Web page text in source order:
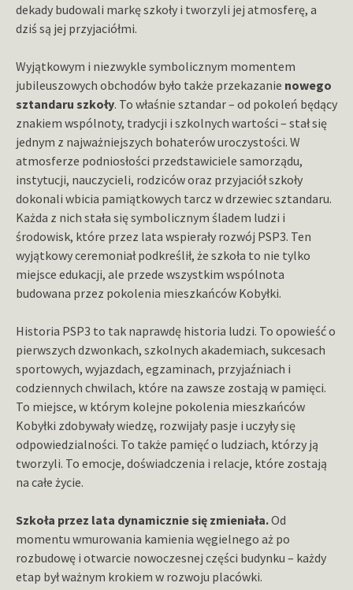
dekady budowali markę szkoły i tworzyli jej atmosferę, a
dziś są jej przyjaciółmi.
Wyjątkowym i niezwykle symbolicznym momentem
jubileuszowych obchodów było także przekazanie nowego
sztandaru szkoły. To właśnie sztandar – od pokoleń będący
znakiem wspólnoty, tradycji i szkolnych wartości – stał się
jednym z najważniejszych bohaterów uroczystości. W
atmosferze podniosłości przedstawiciele samorządu,
instytucji, nauczycieli, rodziców oraz przyjaciół szkoły
dokonali wbicia pamiątkowych tarcz w drzewiec sztandaru.
Każda z nich stała się symbolicznym śladem ludzi i
środowisk, które przez lata wspierały rozwój PSP3. Ten
wyjątkowy ceremoniał podkreślił, że szkoła to nie tylko
miejsce edukacji, ale przede wszystkim wspólnota
budowana przez pokolenia mieszkańców Kobyłki.
Historia PSP3 to tak naprawdę historia ludzi. To opowieść o
pierwszych dzwonkach, szkolnych akademiach, sukcesach
sportowych, wyjazdach, egzaminach, przyjaźniach i
codziennych chwilach, które na zawsze zostają w pamięci.
To miejsce, w którym kolejne pokolenia mieszkańców
Kobyłki zdobywały wiedzę, rozwijały pasje i uczyły się
odpowiedzialności. To także pamięć o ludziach, którzy ją
tworzyli. To emocje, doświadczenia i relacje, które zostają
na całe życie.
Szkoła przez lata dynamicznie się zmieniała.Od
momentu wmurowania kamienia węgielnego aż po
rozbudowę i otwarcie nowoczesnej części budynku – każdy
etap był ważnym krokiem w rozwoju placówki.